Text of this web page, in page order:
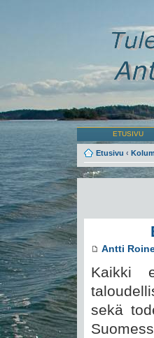
ETUSIVU
Etusivu ‹
Antti
Kaikki
sekä